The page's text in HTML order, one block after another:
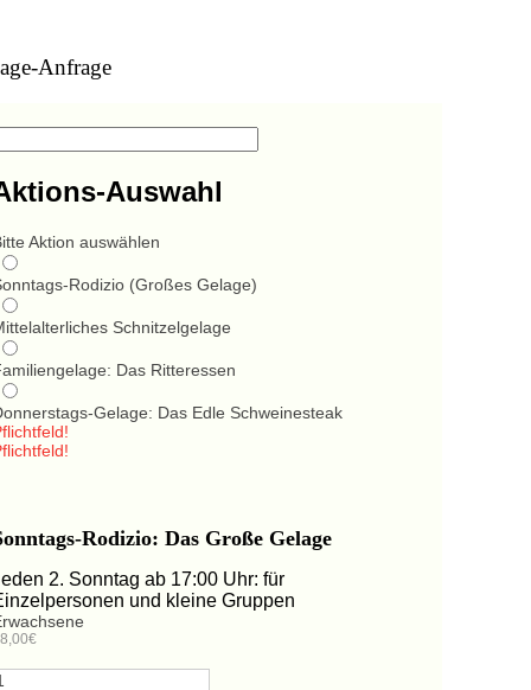
Anfrage
Auswahl
Aktion auswählen
Rodizio (Großes Gelage)
Schnitzelgelage
Das Ritteressen
Gelage: Das Edle Schweinesteak
Rodizio: Das Große Gelage
2. Sonntag ab 17:00 Uhr: für
und kleine Gruppen